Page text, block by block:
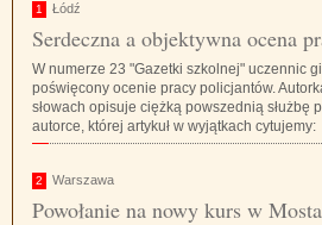
1 Łódź
Serdeczna a objektywna ocena
W numerze 23 "Gazetki szkolnej" uczennic
poświęcony ocenie pracy policjantów.
słowach opisuje ciężką powszednią służbę
autorce, której artykuł w wyjątkach cytujemy:
2 Warszawa
Powołanie na nowy kurs w